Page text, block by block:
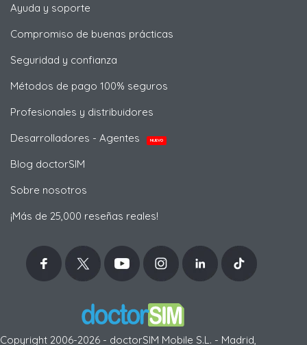
Ayuda y soporte
Compromiso de buenas prácticas
Seguridad y confianza
Métodos de pago 100% seguros
Profesionales y distribuidores
Desarrolladores - Agentes
NUEVO
Blog doctorSIM
Sobre nosotros
¡Más de 25,000 reseñas reales!
Copyright 2006-2026 - doctorSIM Mobile S.L. - Madrid,